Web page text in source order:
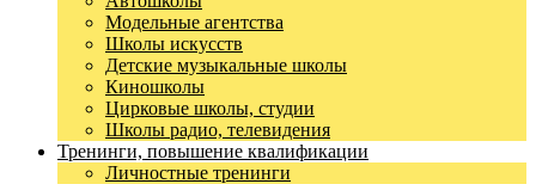
Модельные агентства
Школы искусств
Детские музыкальные школы
Киношколы
Цирковые школы, студии
Школы радио, телевидения
Тренинги, повышение квалификации
Личностные тренинги